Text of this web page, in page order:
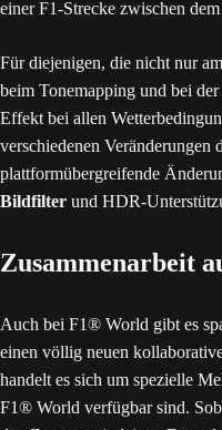
Für diejenigen, die nicht nur
beim Tonemapping und bei
Effekt bei allen
verschiedenen
plattformübergreifende
Bildfilter und HDR-
Zusammenarbeit
Auch bei F1® World gibt es
einen völlig neuen
handelt es sich um spezielle
F1® World verfügbar sind.